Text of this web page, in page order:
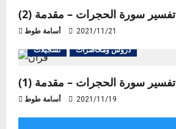
i
g
a
t
i
تفسير سورة الحجرات – مقدمة (2)
أسامة طوط 2021/11/21
تسجيلات دروس ومحاضرات
تفسير سورة الحجرات – مقدمة (1)
أسامة طوط 2021/11/19